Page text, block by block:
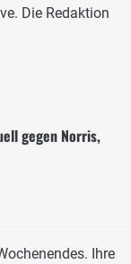
Die Redaktion
gegen Norris,
Ihre